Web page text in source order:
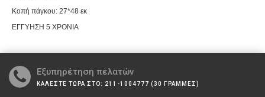
Κοπή πάγκου: 27*48 εκ
ΕΓΓΥΗΣΗ 5 ΧΡΟΝΙΑ
Εξυπηρέτηση πελατών
ΚΑΛΕΣΤΕ ΤΩΡΑ ΣΤΟ: 211-1004777 (30 ΓΡΑΜΜΕΣ)